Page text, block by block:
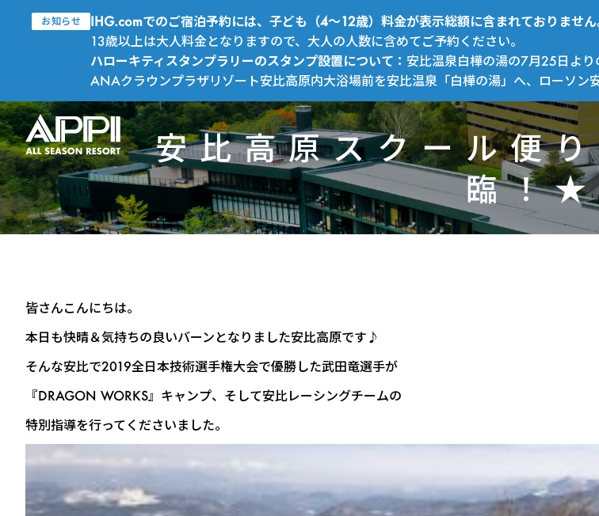
お知らせ IHG.comでのご宿泊予約には、子ども（4～12歳）料金が表示総額に含まれておりませ
13歳以上は大人料金となりますので、大人の人数に含めてご予約ください。
ハローキティスタンプラリーのスタンプ設置について：安比温泉白樺の湯の7月25日よ
ANAクラウンプラザリゾート安比高原内大浴場前を安比温泉「白樺の湯」へ、ローソン
安比高原スクール便
臨！★
皆さんこんにちは。
本日も快晴＆気持ちの良いバーンとなりました安比高原です♪
そんな安比で2019全日本技術選手権大会で優勝した武田竜選手が
『DRAGON WORKS』キャンプ、そして安比レーシングチームの
特別指導を行ってくださいました。